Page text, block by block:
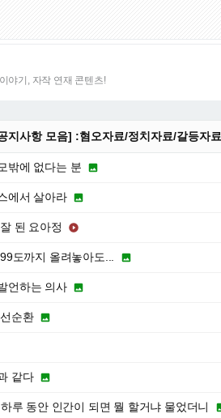
야기, 자작 연재 콘텐츠!
지사항 모음] :혐오자료/정치자료/갈등자
밖에 없다는 분 
에서 살아라 
된 요아정 
도까지 올려놓아도... 
언하는 의사 
순환 
같다 
루 동안 인간이 되면 뭘 할거냐 물었더니